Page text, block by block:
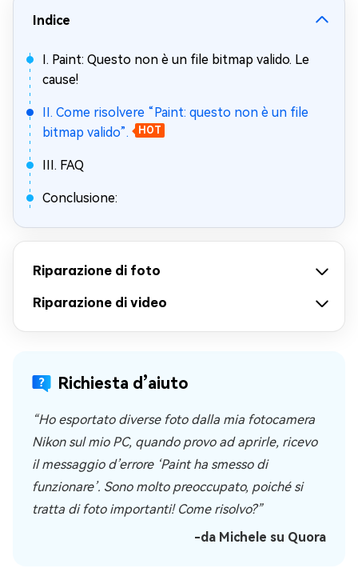
Indice
I. Paint: Questo non è un file bitmap valido. Le
cause!
II. Come risolvere “Paint: questo non è un file
bitmap valido”.
HOT
III. FAQ
Conclusione:
Riparazione di foto
Riparazione di video
Richiesta d’aiuto
“Ho esportato diverse foto dalla mia fotocamera
Nikon sul mio PC, quando provo ad aprirle, ricevo
il messaggio d’errore ‘Paint ha smesso di
funzionare’. Sono molto preoccupato, poiché si
tratta di foto importanti! Come risolvo?”
-da Michele su Quora